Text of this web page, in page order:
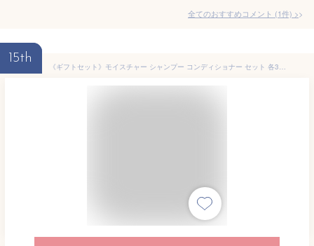
全てのおすすめコメント (1件) >
15th
《ギフトセット》モイスチャー シャンプー コンディショナー セット 各300g 髪質改善 頭皮ケア母の日 父の日 エイジングケア ヒト幹細胞 頭皮 40代 50代 年齢髪 髪 ハリ コシ ふんわり 頭皮に優しい 広がり 抑える アミノ酸 ケラチン ヘマチン 頭皮 乾燥 フケ 敏感肌